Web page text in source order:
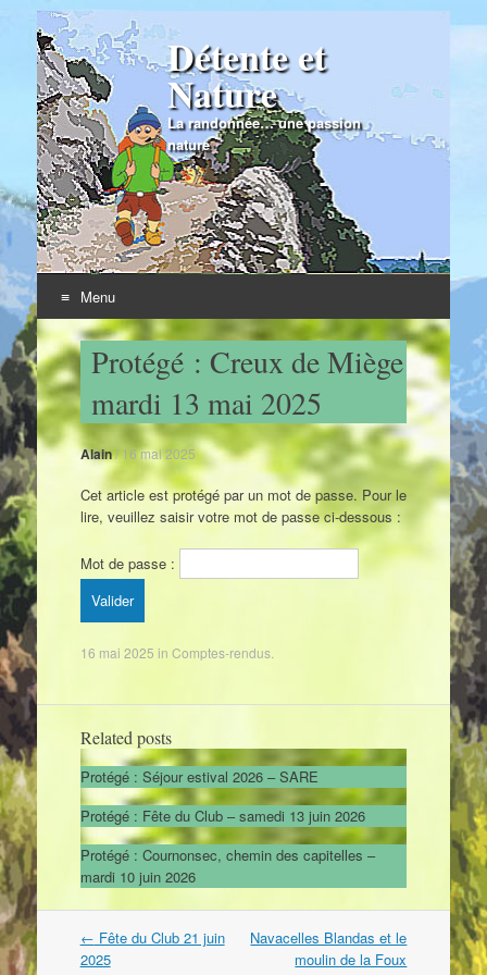
Détente et
Nature
La randonnée… une passion
nature
Menu
Skip to content
Protégé : Creux de Miège
mardi 13 mai 2025
Alain/16 mai 2025
Cet article est protégé par un mot de passe. Pour le
lire, veuillez saisir votre mot de passe ci-dessous :
Mot de passe :
16 mai 2025 in Comptes-rendus.
Related posts
Protégé : Séjour estival 2026 – SARE
Protégé : Fête du Club – samedi 13 juin 2026
Protégé : Cournonsec, chemin des capitelles –
mardi 10 juin 2026
Post navigation
← Fête du Club 21 juin
2025
Navacelles Blandas et le
moulin de la Foux